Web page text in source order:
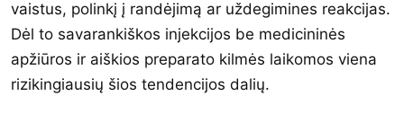
vaistus, polinkį į randėjimą ar uždegimines reakcijas.
Dėl to savarankiškos injekcijos be medicininės
apžiūros ir aiškios preparato kilmės laikomos viena
rizikingiausių šios tendencijos dalių.